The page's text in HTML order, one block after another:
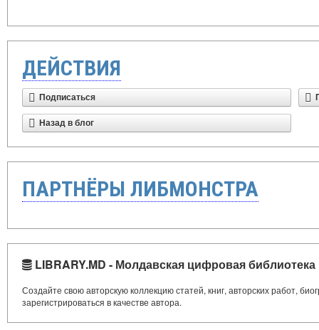
ДЕЙСТВИЯ
Подписаться
Назад в блог
ПАРТНЁРЫ ЛИБМОНСТРА
LIBRARY.MD - Молдавская цифровая библиотека
Создайте свою авторскую коллекцию статей, книг, авторских работ,
зарегистрироваться в качестве автора.